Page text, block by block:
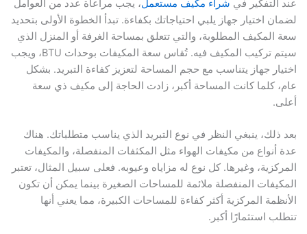
عند التفكير في شراء مكيف مستعمل، يجب مراعاة عدد من العوامل
لضمان اختيار جهاز يلبي احتياجاتك بكفاءة. تبدأ الخطوة الأولى بتحديد
سعة المكيف المطلوبة، والتي تتعلق بمساحة الغرفة أو المنزل الذي
سيتم تركيب المكيف فيه. تُقاس سعة المكيفات بوحدات BTU، ويجب
اختيار جهاز يتناسب مع حجم المساحة لتعزيز كفاءة التبريد. بشكل
عام، كلما كانت المساحة أكبر، زادت الحاجة إلى مكيف ذي سعة
أعلى.
بعد ذلك، ينبغي النظر في نوع التبريد الذي يناسب متطلباتك. هناك
عدة أنواع من مكيفات الهواء مثل المكثفات المنفصلة، والمكيفات
المركزية، وغيرها. كل نوع له مزاياه وعيوبه. فعلى سبيل المثال، تعتبر
المكيفات المنفصلة ملائمة للمساحات الصغيرة بينما يمكن أن تكون
الأنظمة المركزية أكثر كفاءة للمساحات الكبيرة، مما يعني أنها
تتطلب استثمارًا أكبر.